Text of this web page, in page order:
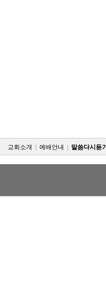
교회소개 예배안내 말씀다시듣기